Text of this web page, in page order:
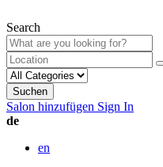
Search
Suchen
Salon hinzufügen Sign In
de
en